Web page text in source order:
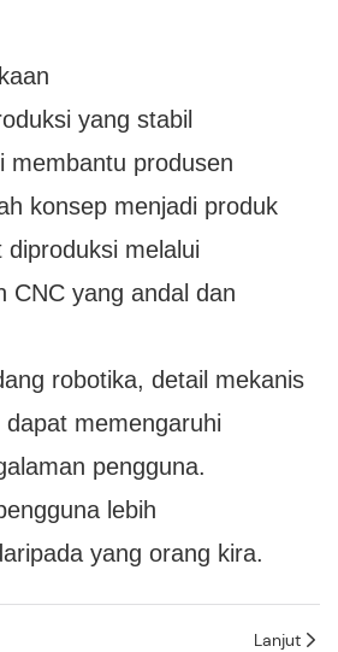
yang stabil
membantu produsen
konsep menjadi produk
melalui
CNC yang andal dan
robotika, detail mekanis
memengaruhi
pengguna.
lebih
yang orang kira.
Lanjut